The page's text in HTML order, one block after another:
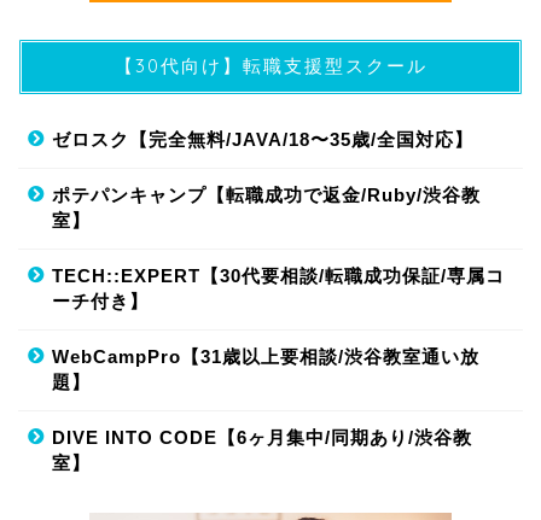
【30代向け】転職支援型スクール
ゼロスク【完全無料/JAVA/18〜35歳/全国対応】
ポテパンキャンプ【転職成功で返金/Ruby/渋谷教
室】
TECH::EXPERT【30代要相談/転職成功保証/専属コ
ーチ付き】
WebCampPro【31歳以上要相談/渋谷教室通い放
題】
DIVE INTO CODE【6ヶ月集中/同期あり/渋谷教
室】